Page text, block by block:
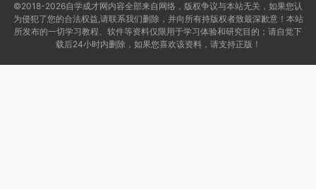
©2018-2026自学成才网内容全部来自网络，版权争议与本站无关，如果您认
为侵犯了您的合法权益,请联系我们删除，并向所有持版权者致最深歉意！本站
所发布的一切学习教程、软件等资料仅限用于学习体验和研究目的；请自觉下
载后24小时内删除，如果您喜欢该资料，请支持正版！